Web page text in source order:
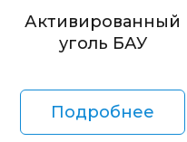
Активированный
уголь БАУ
Подробнее